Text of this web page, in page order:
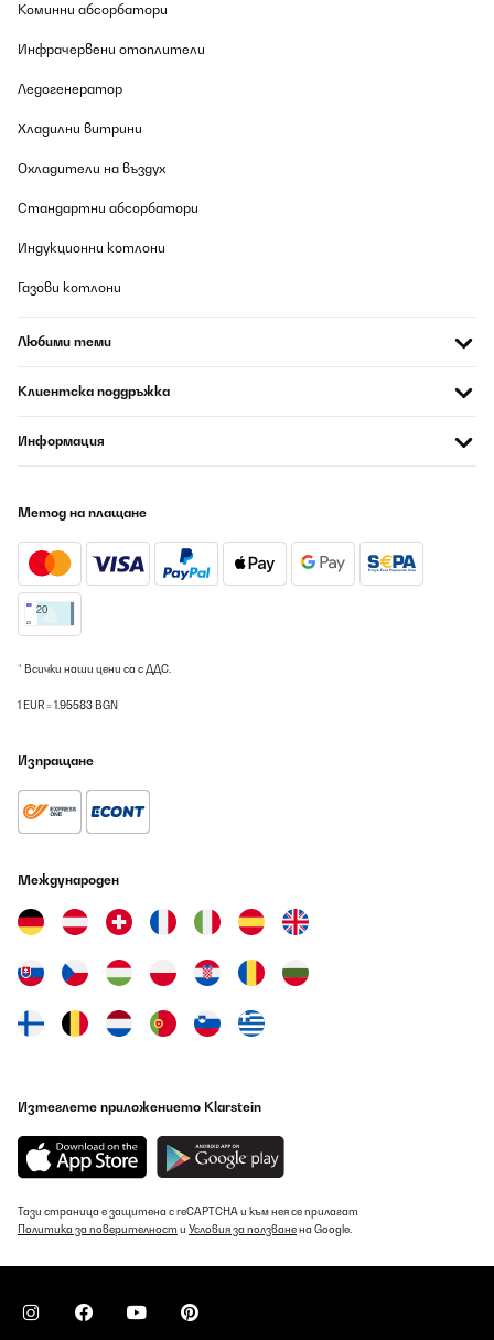
Коминни абсорбатори
Инфрачервени отоплители
Ледогенератор
Хладилни витрини
Охладители на въздух
Стандартни абсорбатори
Индукционни котлони
Газови котлони
Любими теми
Клиентска поддръжка
Информация
Метод на плащане
* Всички наши цени са с ДДС.
1 EUR = 1.95583 BGN
Изпращане
Международен
Изтеглете приложението Klarstein
Тази страница е защитена с reCAPTCHA и към нея се прилагат
Политика за поверителност и Условия за ползванена Google.